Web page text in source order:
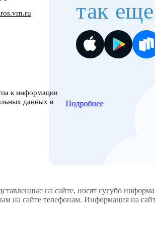
к информации
данных в
Подробнее
так
на сайте, носят сугубо
на сайте телефонам. Информация на